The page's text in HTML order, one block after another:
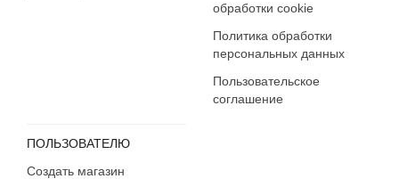
обработки cookie
Политика обработки
персональных данных
Пользовательское
соглашение
ПОЛЬЗОВАТЕЛЮ
Создать магазин